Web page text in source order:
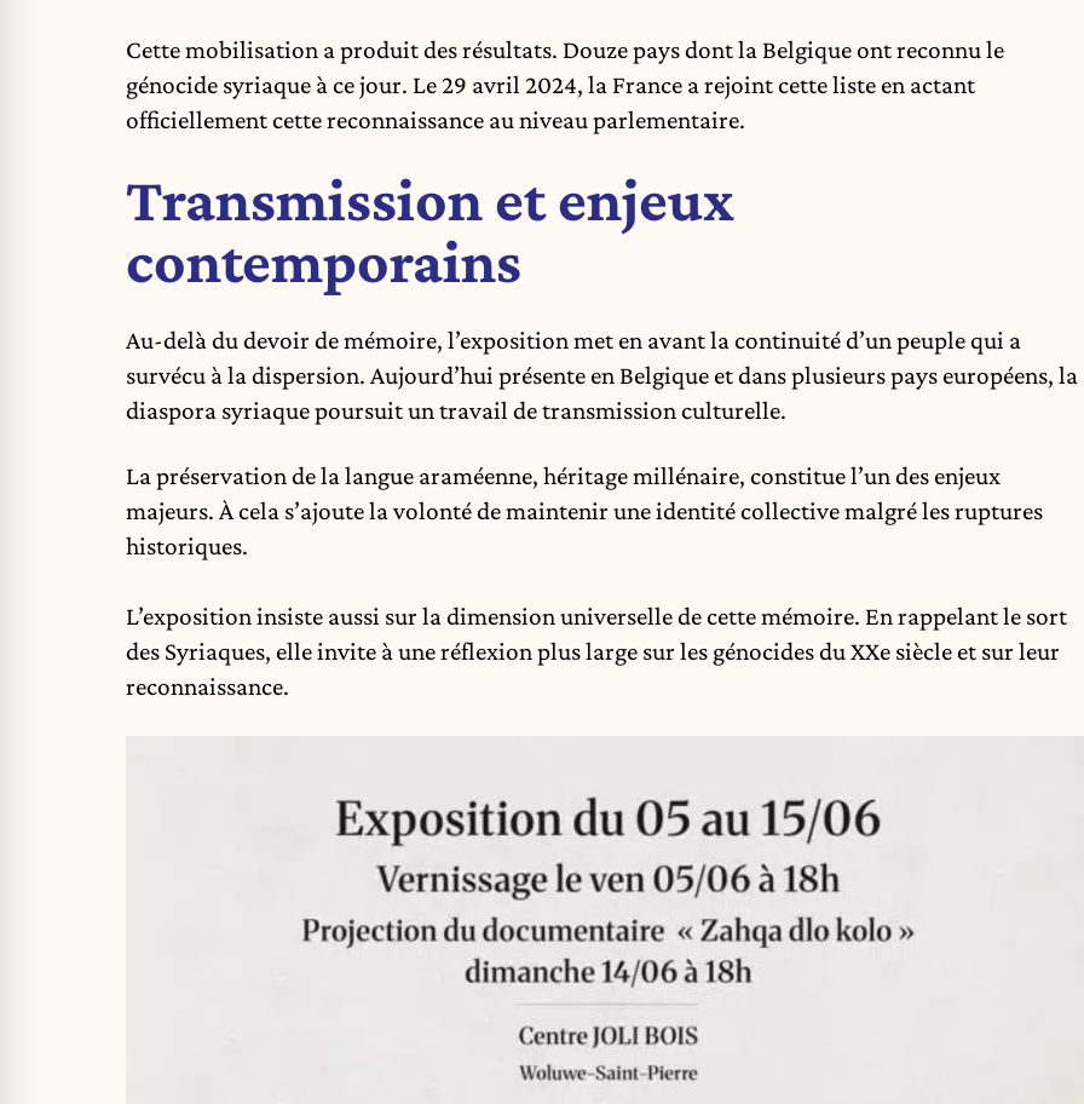
Cette mobilisation a produit des résultats. Douze pays dont la Belgique ont reconnu le
génocide syriaque à ce jour. Le 29 avril 2024, la France a rejoint cette liste en actant
officiellement cette reconnaissance au niveau parlementaire.
Transmission et enjeux
contemporains
Au-delà du devoir de mémoire, l’exposition met en avant la continuité d’un peuple qui a
survécu à la dispersion. Aujourd’hui présente en Belgique et dans plusieurs pays européens, la
diaspora syriaque poursuit un travail de transmission culturelle.
La préservation de la langue araméenne, héritage millénaire, constitue l’un des enjeux
majeurs. À cela s’ajoute la volonté de maintenir une identité collective malgré les ruptures
historiques.
L’exposition insiste aussi sur la dimension universelle de cette mémoire. En rappelant le sort
des Syriaques, elle invite à une réflexion plus large sur les génocides du XXe siècle et sur leur
reconnaissance.